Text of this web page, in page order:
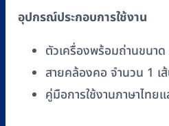
อุปกรณ์ประกอบการใช้งาน
ตัวเครื่องพร้อมถ่านขนา
สายคล้องคอ จำนวน 1 เ
คู่มือการใช้งานภาษาไท